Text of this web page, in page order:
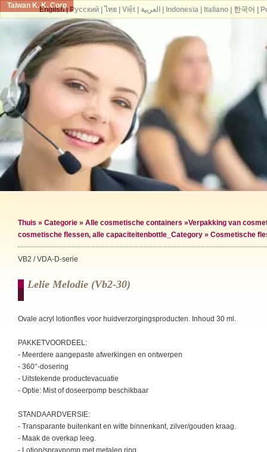
Taiwan K. K. Corp.
Thuis » Categorie » Alle cosmetische containers »Verpakking van
cosmetische flessen, alle capaciteitenbottle_Category » Cosmetische
VB2 / VDA-D-serie
Lelie Melodie (vb2-30)
Ovale acryl lotionfles voor huidverzorgingsproducten. Inhoud 30 ml.
PAKKETVOORDEEL:
- Meerdere aangepaste afwerkingen en ontwerpen
- 360°-dosering
- Uitstekende productevacuatie
- Optie: Mist of doseerpomp beschikbaar
STANDAARDVERSIE:
- Transparante buitenkant en witte binnenkant, zilver/gouden kraag.
- Maak de overkap leeg.
- Lotion/spraypomp met metalen ring.
English| Русский| ไทย| Việt| العربية Indonesia| Italiano| 한국어